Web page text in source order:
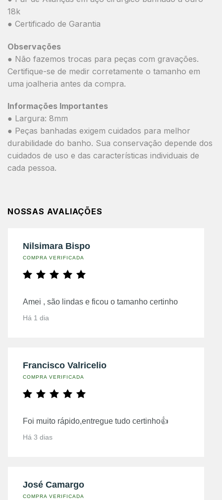
18k
● Certificado de Garantia
Observações
● Não fazemos trocas para peças com gravações.
Certifique-se de medir corretamente o tamanho em
uma joalheria antes da compra.
Informações Importantes
● Largura: 8mm
● Peças banhadas exigem cuidados para melhor
durabilidade do banho. Sua conservação depende dos
cuidados de uso e das características individuais de
cada pessoa.
NOSSAS AVALIAÇÕES
Nilsimara Bispo
COMPRA VERIFICADA
Amei , são lindas e ficou o tamanho certinho
Há 1 dia
Francisco Valricelio
COMPRA VERIFICADA
Foi muito rápido,entregue tudo certinho👍
Há 3 dias
José Camargo
COMPRA VERIFICADA